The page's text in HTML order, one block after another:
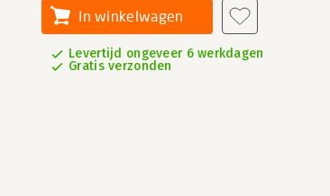
In winkelwagen
Levertijd ongeveer 6 werkdagen
Gratis verzonden